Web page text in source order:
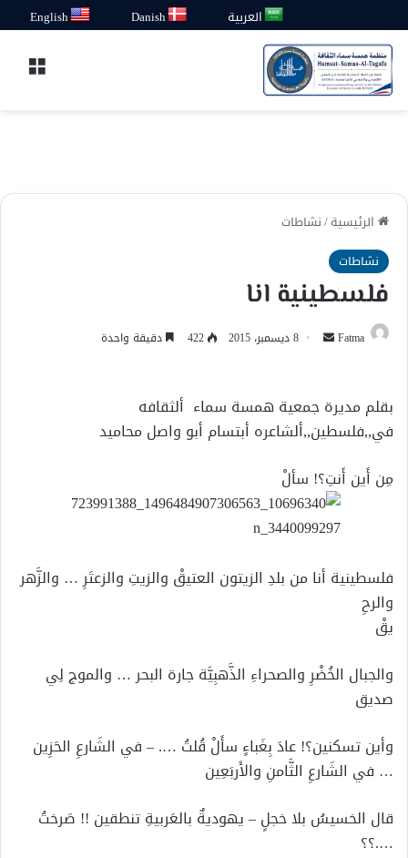
العربية Danish
English
الرئيسية/نشاطات
نشاطات
فلسطينية انا
Fatma
أرسل 8 ديسمبر، 2015 422 دقيقة واحدة
بقلم مديرة جمعية همسة سماء ألثقافه
في,,فلسطين,,ألشاعره أبتسام أبو واصل محاميد
مِن أَين أَنتِ؟! سألْ
فلسطينية أنا من بلدِ الزيتون العتيقْ والزيتِ والزعتَرِ … والزَّهر
والرحِ
يقْ
والجبال الخُضْرِ والصحراءِ الذَّهبِيَّة جارة البحر … والموج لِي
صديق
وأين تسكنين؟! عادَ بِغَباءٍ سأَلْ قُلتُ …. – في الشَارعِ الحَزِين
… في الشَارعِ الثَّامنِ والأَربَعِين
قال الخسيسُ بلا خجلٍ – يهوديةٌ بالعَربيةِ تنطقين !! صَرختُ
….؟؟